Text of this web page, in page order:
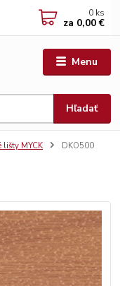
Menu
Hľadať
0 ks
za 0,00 €
lišty MYCK DKO500